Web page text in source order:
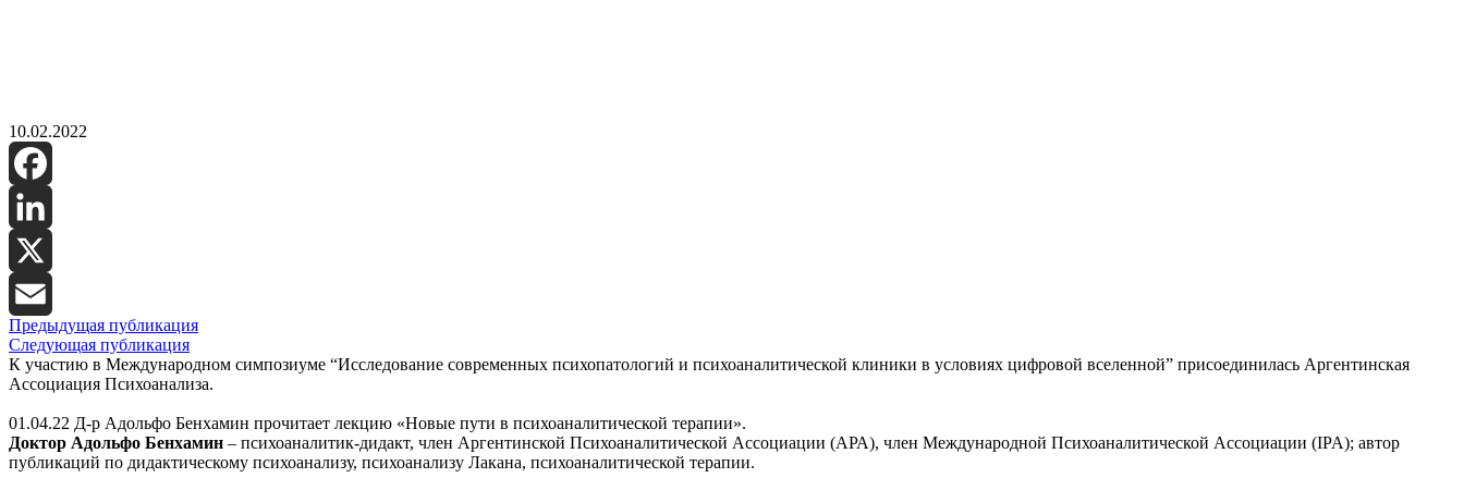
10.02.2022
Facebook
LinkedIn
X
Email
Предыдущая публикация
Следующая публикация
К участию в Международном симпозиуме “Исследование современных психопатологий и психоаналитической клиники в условиях цифровой вселенной” присоединилась Аргентинская
Ассоциация Психоанализа.
01.04.22 Д-р Адольфо Бенхамин прочитает лекцию «Новые пути в психоаналитической терапии».
Доктор Адольфо Бенхамин – психоаналитик-дидакт, член Аргентинской Психоаналитической Ассоциации (АРА), член Международной Психоаналитической Ассоциации (IPA); автор
публикаций по дидактическому психоанализу, психоанализу Лакана, психоаналитической терапии.